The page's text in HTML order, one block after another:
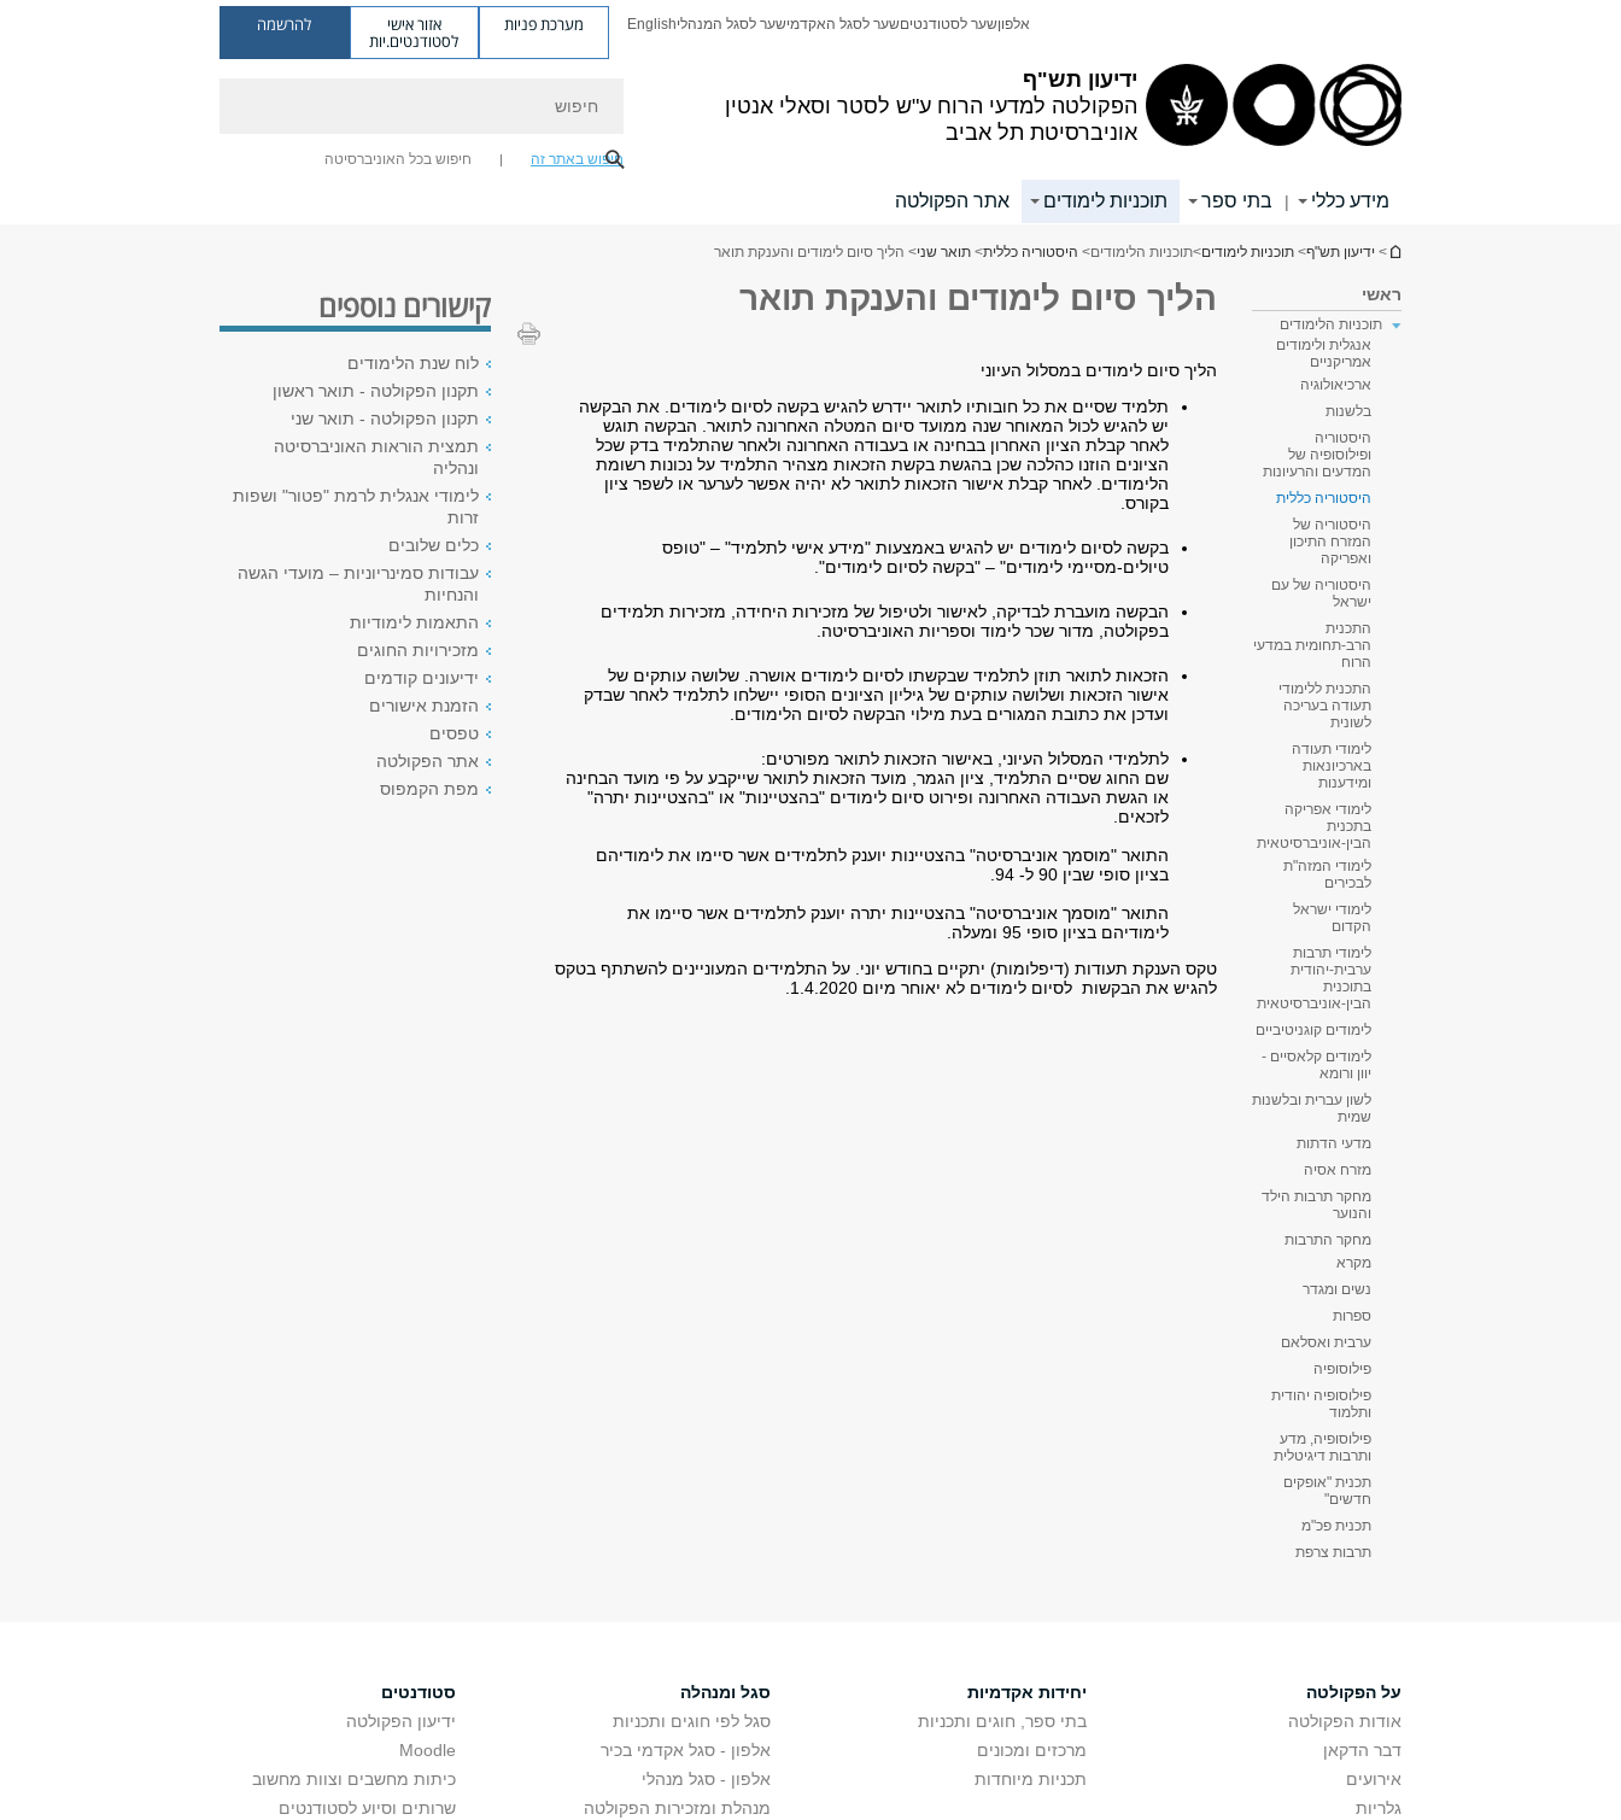
ידיעון תש"ף
הפקולטה למדעי הרוח ע"ש לסטר וסאלי אנטין
אוניברסיטת תל אביב
אלפוןשער לסטודנטיםשער לסגל האקדמישער לסגל המנהליEnglish מערכת פניות אזור אישי
לסטודנטים.יות
להרשמה
חיפוש באתר זה חיפוש בכל האוניברסיטה
מידע כללי | בתי ספר תוכניות לימודים אתר הפקולטה
הינך נמצא כאן
> ידיעון תש"ף> תוכניות לימודים>תוכניות הלימודים> היסטוריה כללית> תואר שני> הליך סיום לימודים והענקת תואר
ראשי
תוכניות הלימודים
אנגלית ולימודים
אמריקניים
ארכיאולוגיה
בלשנות
היסטוריה
ופילוסופיה של
המדעים והרעיונות
היסטוריה כללית
היסטוריה של
המזרח התיכון
ואפריקה
היסטוריה של עם
ישראל
התכנית
הרב-תחומית במדעי
הרוח
התכנית ללימודי
תעודה בעריכה
לשונית
לימודי תעודה
בארכיונאות
ומידענות
לימודי אפריקה
בתכנית
הבין-אוניברסיטאית
לימודי המזה"ת
לבכירים
לימודי ישראל
הקדום
לימודי תרבות
ערבית-יהודית
בתוכנית
הבין-אוניברסיטאית
לימודים קוגניטיביים
לימודים קלאסיים -
יוון ורומא
לשון עברית ובלשנות
שמית
מדעי הדתות
מזרח אסיה
מחקר תרבות הילד
והנוער
מחקר התרבות
מקרא
נשים ומגדר
ספרות
ערבית ואסלאם
פילוסופיה
פילוסופיה יהודית
ותלמוד
פילוסופיה, מדע
ותרבות דיגיטלית
תכנית "אופקים
חדשים"
תכנית פכ"מ
תרבות צרפת
הליך סיום לימודים והענקת תואר
הליך סיום לימודים במסלול העיוני
תלמיד שסיים את כל חובותיו לתואר יידרש להגיש בקשה לסיום לימודים. את הבקשה
יש להגיש לכול המאוחר שנה ממועד סיום המטלה האחרונה לתואר. הבקשה תוגש
לאחר קבלת הציון האחרון בבחינה או בעבודה האחרונה ולאחר שהתלמיד בדק שכל
הציונים הוזנו כהלכה שכן בהגשת בקשת הזכאות מצהיר התלמיד על נכונות רשומת
הלימודים. לאחר קבלת אישור הזכאות לתואר לא יהיה אפשר לערער או לשפר ציון
בקורס.
בקשה לסיום לימודים יש להגיש באמצעות "מידע אישי לתלמיד" – "טופס
טיולים-מסיימי לימודים" – "בקשה לסיום לימודים".
הבקשה מועברת לבדיקה, לאישור ולטיפול של מזכירות היחידה, מזכירות תלמידים
בפקולטה, מדור שכר לימוד וספריות האוניברסיטה.
הזכאות לתואר תוזן לתלמיד שבקשתו לסיום לימודים אושרה. שלושה עותקים של
אישור הזכאות ושלושה עותקים של גיליון הציונים הסופי יישלחו לתלמיד לאחר שבדק
ועדכן את כתובת המגורים בעת מילוי הבקשה לסיום הלימודים.
לתלמידי המסלול העיוני, באישור הזכאות לתואר מפורטים:
שם החוג שסיים התלמיד, ציון הגמר, מועד הזכאות לתואר שייקבע על פי מועד הבחינה
או הגשת העבודה האחרונה ופירוט סיום לימודים "בהצטיינות" או "בהצטיינות יתרה"
לזכאים.
התואר "מוסמך אוניברסיטה" בהצטיינות יוענק לתלמידים אשר סיימו את לימודיהם
בציון סופי שבין 90 ל- 94.
​התואר "מוסמך אוניברסיטה" בהצטיינות יתרה יוענק לתלמידים אשר סיימו את
לימודיהם בציון סופי 95 ומעלה.
טקס הענקת תעודות (דיפלומות) יתקיים בחודש יוני. על התלמידים המעוניינים להשתתף בטקס
להגיש את הבקשות לסיום לימודים לא יאוחר מיום 1.4.2020.
קישורים נוספים
לוח שנת הלימודים
תקנון הפקולטה - תואר ראשון
תקנון הפקולטה - תואר שני
תמצית הוראות האוניברסיטה
ונהליה
לימודי אנגלית לרמת "פטור" ושפות
זרות
כלים שלובים
עבודות סמינריוניות – מועדי הגשה
והנחיות
התאמות לימודיות
מזכירויות החוגים
ידיעונים קודמים
הזמנת אישורים
טפסים
אתר הפקולטה
מפת הקמפוס
על הפקולטה
אודות הפקולטה
דבר הדקאן
אירועים
גלריות
יחידות אקדמיות
בתי ספר, חוגים ותכניות
מרכזים ומכונים
תכניות מיוחדות
סגל ומנהלה
סגל לפי חוגים ותכניות
אלפון - סגל אקדמי בכיר
אלפון - סגל מנהלי
מנהלת ומזכירות הפקולטה
סטודנטים
ידיעון הפקולטה
Moodle
כיתות מחשבים וצוות מחשוב
שרותים וסיוע לסטודנטים